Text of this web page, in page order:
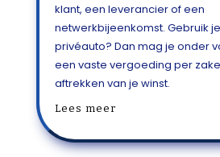
klant, een leverancier of een
netwerkbijeenkomst. Gebruik
privéauto? Dan mag je onder
een vaste vergoeding per
aftrekken van je winst.
Lees meer